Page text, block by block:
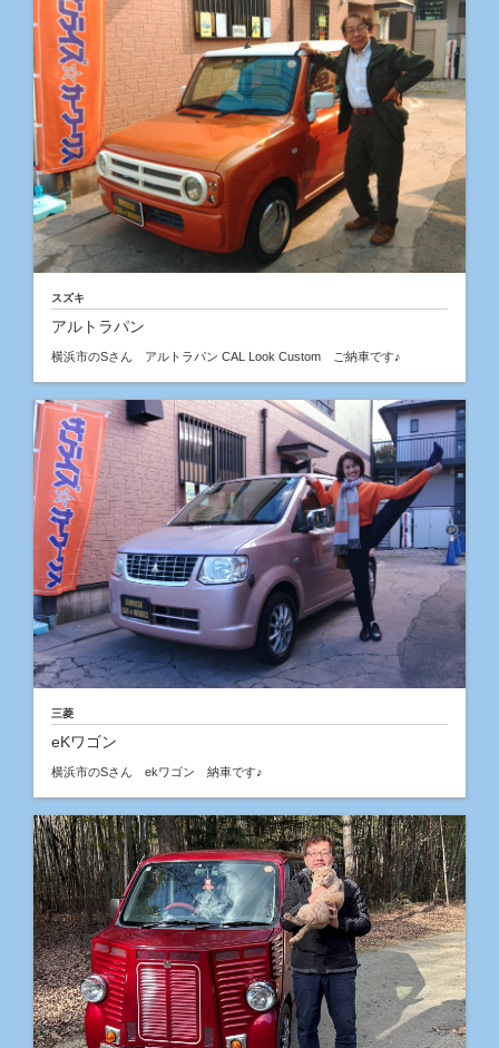
スズキ
アルトラパン
横浜市のSさん アルトラパン CAL Look Custom ご納車です♪
三菱
eKワゴン
横浜市のSさん ekワゴン 納車です♪